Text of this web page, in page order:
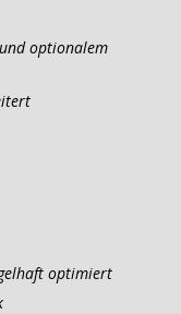
optionalem
optimiert